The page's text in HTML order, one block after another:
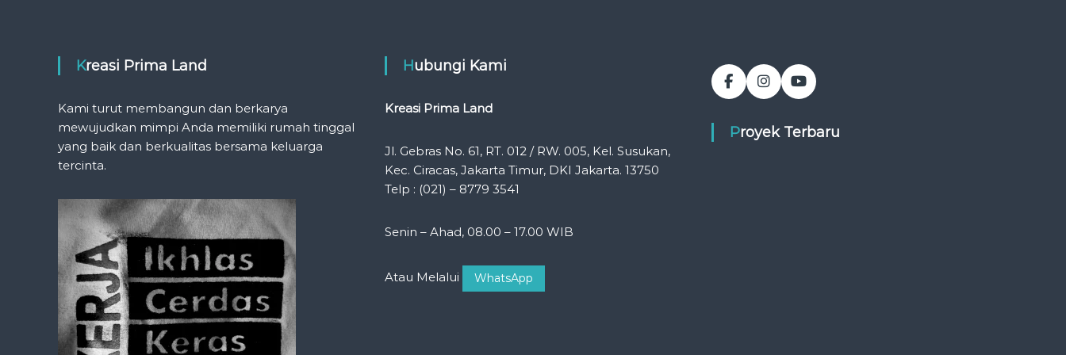
Kreasi Prima Land
Kami turut membangun dan berkarya
mewujudkan mimpi Anda memiliki rumah tinggal
yang baik dan berkualitas bersama keluarga
tercinta.
Hubungi Kami
Kreasi Prima Land
Jl. Gebras No. 61, RT. 012 / RW. 005, Kel. Susukan,
Kec. Ciracas, Jakarta Timur, DKI Jakarta. 13750
Telp : (021) – 8779 3541
Senin – Ahad, 08.00 – 17.00 WIB
Atau Melalui WhatsApp
Proyek Terbaru